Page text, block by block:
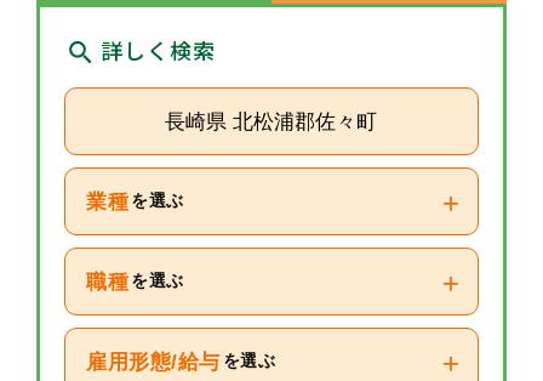
詳しく検索
長崎県 北松浦郡佐々町
業種 を選ぶ +
職種 を選ぶ +
雇用形態/給与 を選ぶ +